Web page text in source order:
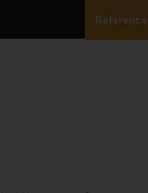
Reference